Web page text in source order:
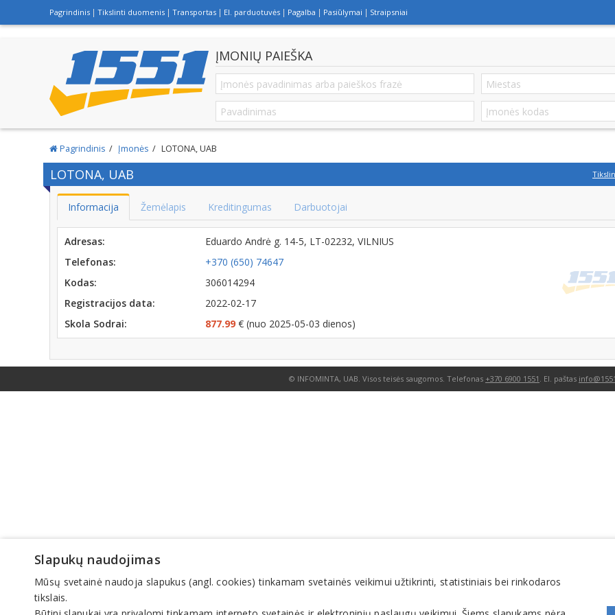
Pagrindinis Tikslinti duomenis Transportas El. parduotuvės Pagalba Pasiūlymai Straipsniai
ĮMONIŲ PAIEŠKA
Pagrindinis Įmonės LOTONA, UAB
LOTONA, UAB
Informacija Žemėlapis Kreditingumas Darbuotojai
Adresas:
Eduardo Andrė g. 14-5, LT-02232, VILNIUS
Telefonas:
+370 (650) 74647
Kodas:
306014294
Registracijos data:
2022-02-17
Skola Sodrai:
877.99 € (nuo 2025-05-03 dienos)
© INFOMINTA, UAB. Visos teisės saugomos. Telefonas +370 6900 1551 . El. paštas
Slapukų naudojimas
Mūsų svetainė naudoja slapukus (angl. cookies) tinkamam svetainės veikimui užtikrinti, statistiniais bei rinkodaros
tikslais.